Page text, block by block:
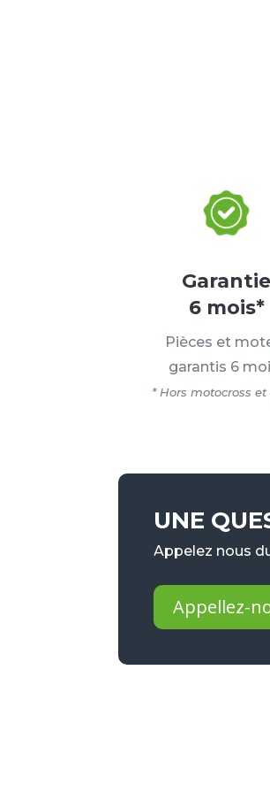
Garantie
6 mois*
Pièces et
garantis 6
* Hors motocross
UNE
Appelez nous
Appellez-